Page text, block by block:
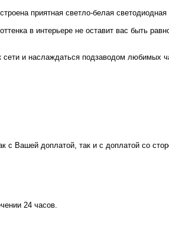
приятная светло-белая
в интерьере не оставит вас быть
и наслаждаться подзаводом любимых
с Вашей доплатой, так и с доплатой со
24 часов.